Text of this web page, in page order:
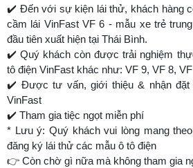
✔️ Đến với sự kiện lái thử, khách hàng
cầm lái VinFast VF 6 - mẫu xe trẻ
đầu tiên xuất hiện tại Thái Bình.
✔️ Quý khách còn được trải nghiệm
tô điện VinFast khác như: VF 9, VF 8,
✔️ Được tư vấn, giới thiệu & nhận đặt
VinFast
✔️ Tham gia tiệc ngọt miễn phí
* Lưu ý: Quý khách vui lòng mang
đăng ký lái thử các mẫu ô tô điện
👉 Còn chờ gì nữa mà không tham gia